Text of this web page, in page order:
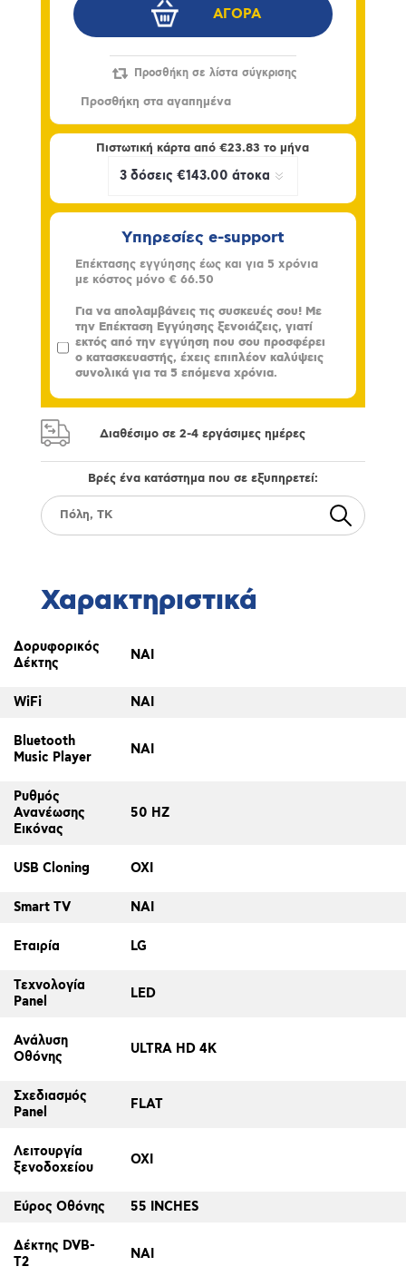
Πιστωτική κάρτα από€23.83 το μήνα
Υπηρεσίες e-support
Επέκτασης εγγύησης έως και για 5 χρόνια
με κόστος μόνο € 66.50
Για να απολαμβάνεις τις συσκευές σου! Με
την Επέκταση Εγγύησης ξενοιάζεις, γιατί
εκτός από την εγγύηση που σου προσφέρει
ο κατασκευαστής, έχεις επιπλέον καλύψεις
συνολικά για τα 5 επόμενα χρόνια.
Διαθέσιμο σε 2-4 εργάσιμες ημέρες
Βρές ένα κατάστημα που σε εξυπηρετεί:
Χαρακτηριστικά
Δορυφορικός
Δέκτης
ΝΑΙ
WiFi ΝΑΙ
Bluetooth
Music Player
ΝΑΙ
Ρυθμός
Ανανέωσης
Εικόνας
50 HZ
USB Cloning ΟΧΙ
Smart TV ΝΑΙ
Εταιρία LG
Τεχνολογία
Panel
LED
Ανάλυση
Οθόνης
ULTRA HD 4K
Σχεδιασμός
Panel
FLAT
Λειτουργία
ξενοδοχείου
ΟΧΙ
Εύρος Οθόνης 55 INCHES
Δέκτης DVB-
T2
ΝΑΙ